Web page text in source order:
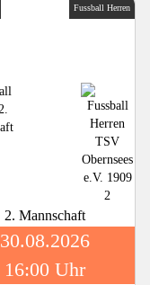
Fussball Herren
2. Mannschaft
30.08.2026
16:00 Uhr